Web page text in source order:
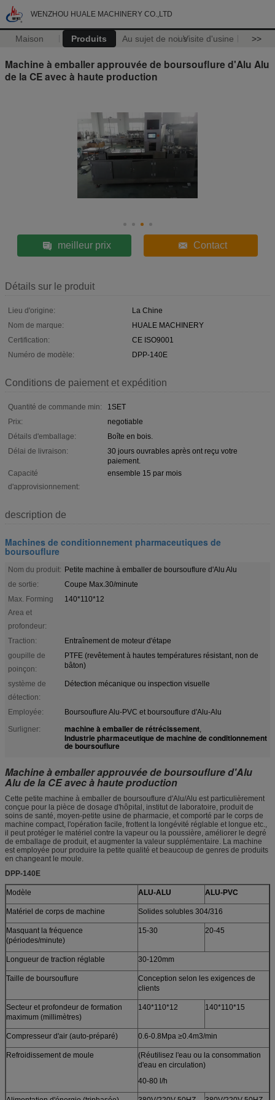
WENZHOU HUALE MACHINERY CO.,LTD
Maison Produits Au sujet de nousVisite d'usine >>
Machine à emballer approuvée de boursouflure d'Alu Alu
de la CE avec à haute production
meilleur prix Contact
Détails sur le produit
Lieu d'origine:
La Chine
Nom de marque:
HUALE MACHINERY
Certification:
CE ISO9001
Numéro de modèle:
DPP-140E
Conditions de paiement et expédition
Quantité de commande min:
1SET
Prix:
negotiable
Détails d'emballage:
Boîte en bois.
Délai de livraison:
30 jours ouvrables après ont reçu votre
paiement.
Capacité
d'approvisionnement:
ensemble 15 par mois
description de
Machines de conditionnement pharmaceutiques de
boursouflure
Nom du produit: Petite machine à emballer de boursouflure d'Alu Alu
de sortie:
Coupe Max.30/minute
Max. Forming
Area et
profondeur:
140*110*12
Traction:
Entraînement de moteur d'étape
goupille de
poinçon:
PTFE (revêtement à hautes températures résistant, non de
bâton)
système de
détection:
Détection mécanique ou inspection visuelle
Employée:
Boursouflure Alu-PVC et boursouflure d'Alu-Alu
Surligner:
machine à emballer de rétrécissement,
Industrie pharmaceutique de machine de conditionnement
de boursouflure
Machine à emballer approuvée de boursouflure d'Alu
Alu de la CE avec à haute production
Cette petite machine à emballer de boursouflure d'Alu/Alu est particulièrement
conçue pour la pièce de dosage d'hôpital, institut de laboratoire, produit de
soins de santé, moyen-petite usine de pharmacie, et comporté par le corps de
machine compact, l'opération facile, frottent la longévité réglable et longue etc.,
il peut protéger le matériel contre la vapeur ou la poussière, améliorer le degré
de emballage de produit, et augmenter la valeur supplémentaire. La machine
est employée pour produire la petite qualité et beaucoup de genres de produits
en changeant le moule.
DPP-140E
Modèle ALU-ALU ALU-PVC
Matériel de corps de machine Solides solubles 304/316
Masquant la fréquence
(périodes/minute)
15-30 20-45
Longueur de traction réglable 30-120mm
Taille de boursouflure
Conception selon les exigences de
clients
Secteur et profondeur de formation
maximum (millimètres)
140*110*12 140*110*15
Compresseur d'air (auto-préparé) 0.6-0.8Mpa ≥0.4m3/min
Refroidissement de moule
(Réutilisez l'eau ou la consommation
d'eau en circulation)
40-80 l/h